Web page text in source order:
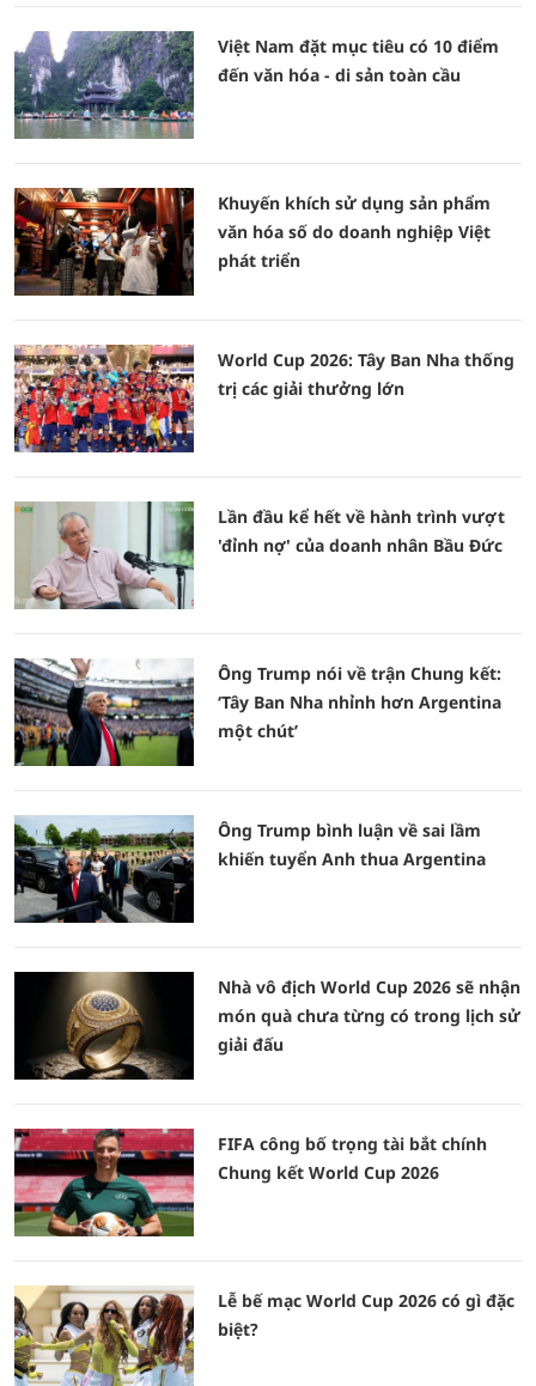
Việt Nam đặt mục tiêu có 10 điểm
đến văn hóa - di sản toàn cầu
Khuyến khích sử dụng sản phẩm
văn hóa số do doanh nghiệp Việt
phát triển
World Cup 2026: Tây Ban Nha thống
trị các giải thưởng lớn
Lần đầu kể hết về hành trình vượt
'đỉnh nợ' của doanh nhân Bầu Đức
Ông Trump nói về trận Chung kết:
‘Tây Ban Nha nhỉnh hơn Argentina
một chút’
Ông Trump bình luận về sai lầm
khiến tuyển Anh thua Argentina
Nhà vô địch World Cup 2026 sẽ nhận
món quà chưa từng có trong lịch sử
giải đấu
FIFA công bố trọng tài bắt chính
Chung kết World Cup 2026
Lễ bế mạc World Cup 2026 có gì đặc
biệt?